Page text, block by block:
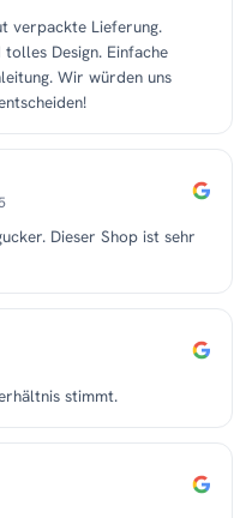
verpackte Lieferung.
Design. Einfache
Wir würden uns
Dieser Shop ist sehr
stimmt.